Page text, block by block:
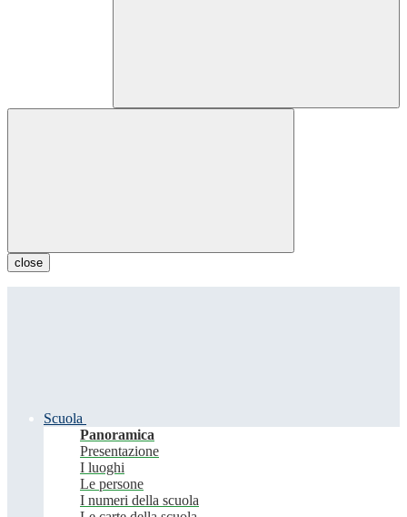
close
Scuola
Panoramica
Presentazione
I luoghi
Le persone
I numeri della scuola